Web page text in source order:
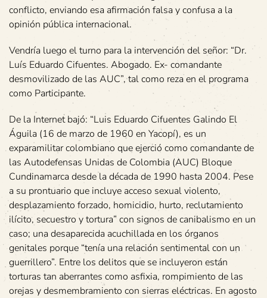
conflicto, enviando esa afirmación falsa y confusa a la
opinión pública internacional.
Vendría luego el turno para la intervención del señor: “Dr.
Luís Eduardo Cifuentes. Abogado. Ex- comandante
desmovilizado de las AUC”, tal como reza en el programa
como Participante.
De la Internet bajó: “Luis Eduardo Cifuentes Galindo El
Águila (16 de marzo de 1960 en Yacopí), es un
exparamilitar colombiano que ejerció como comandante de
las Autodefensas Unidas de Colombia (AUC) Bloque
Cundinamarca desde la década de 1990 hasta 2004. Pese
a su prontuario que incluye acceso sexual violento,
desplazamiento forzado, homicidio, hurto, reclutamiento
ilícito, secuestro y tortura” con signos de canibalismo en un
caso; una desaparecida acuchillada en los órganos
genitales porque “tenía una relación sentimental con un
guerrillero”. Entre los delitos que se incluyeron están
torturas tan aberrantes como asfixia, rompimiento de las
orejas y desmembramiento con sierras eléctricas. En agosto